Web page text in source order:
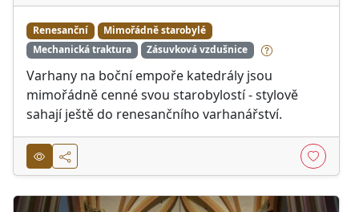
Renesanční
Mimořádně starobylé
Mechanická traktura
Zásuvková vzdušnice
Varhany na boční empoře katedrály jsou
mimořádně cenné svou starobylostí - stylově
sahají ještě do renesančního varhanářství.